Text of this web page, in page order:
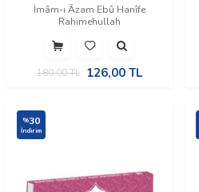
İmâm-ı Âzam Ebû Hanîfe
Rahimehullah
180,00TL 126,00 TL
%30
İndirim